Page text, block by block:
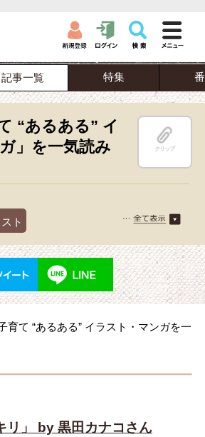
記事一覧 特集
“あるある” イ
」を一気読み
クリップ
ト
育て “あるある” イラスト・マンガを一
リ」 by 黒田カナコさん